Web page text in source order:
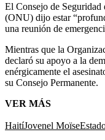
El Consejo de
(ONU) dijo estar
una reunión de
Mientras que la
declaró su apoyo a la
enérgicamente el
su Consejo Permanente.
VER MÁS
HaitíJovenel Moïse